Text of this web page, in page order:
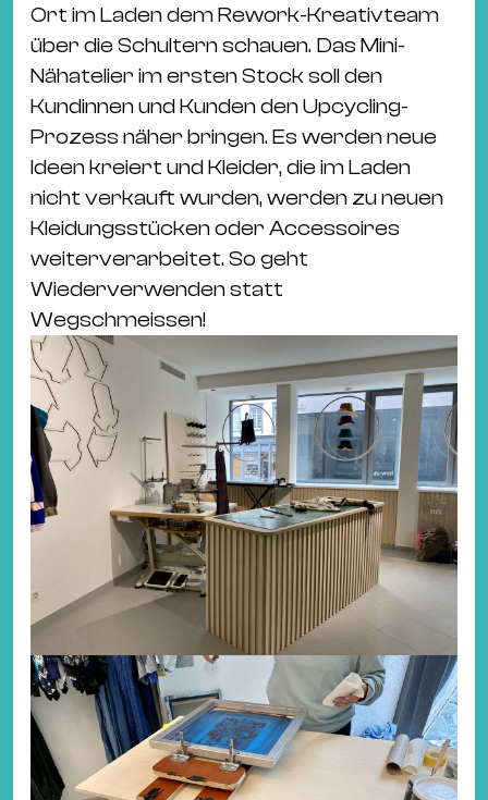
Ort im Laden dem Rework-Kreativteam
über die Schultern schauen. Das Mini-
Nähatelier im ersten Stock soll den
Kundinnen und Kunden den Upcycling-
Prozess näher bringen. Es werden neue
Ideen kreiert und Kleider, die im Laden
nicht verkauft wurden, werden zu neuen
Kleidungsstücken oder Accessoires
weiterverarbeitet. So geht
Wiederverwenden statt
Wegschmeissen!